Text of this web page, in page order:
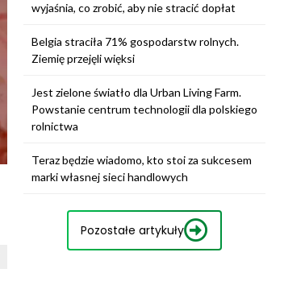
wyjaśnia, co zrobić, aby nie stracić dopłat
Belgia straciła 71% gospodarstw rolnych.
Ziemię przejęli więksi
Jest zielone światło dla Urban Living Farm.
Powstanie centrum technologii dla polskiego
rolnictwa
Teraz będzie wiadomo, kto stoi za sukcesem
marki własnej sieci handlowych
Pozostałe artykuły